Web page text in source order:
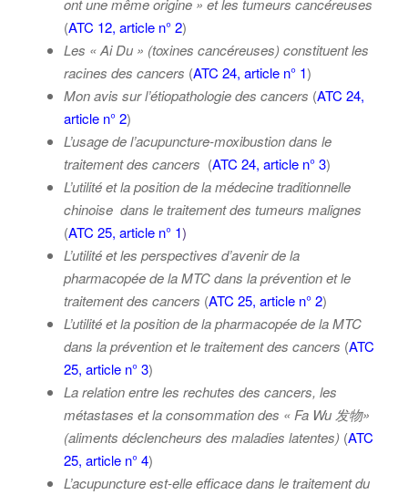
ont une même origine » et les tumeurs cancéreuses
(ATC 12, article n° 2)
Les « Ai Du » (toxines cancéreuses) constituent les
racines des cancers (ATC 24, article n° 1)
Mon avis sur l’étiopathologie des cancers (ATC 24,
article n° 2)
L’usage de l’acupuncture-moxibustion dans le
traitement des cancers (ATC 24, article n° 3)
L’utilité et la position de la médecine traditionnelle
chinoise dans le traitement des tumeurs malignes
(ATC 25, article n° 1)
L’utilité et les perspectives d’avenir de la
pharmacopée de la MTC dans la prévention et le
traitement des cancers (ATC 25, article n° 2)
L’utilité et la position de la pharmacopée de la MTC
dans la prévention et le traitement des cancers (ATC
25, article n° 3)
La relation entre les rechutes des cancers, les
métastases et la consommation des « Fa Wu 发物»
(aliments déclencheurs des maladies latentes) (ATC
25, article n° 4)
L’acupuncture est-elle efficace dans le traitement du